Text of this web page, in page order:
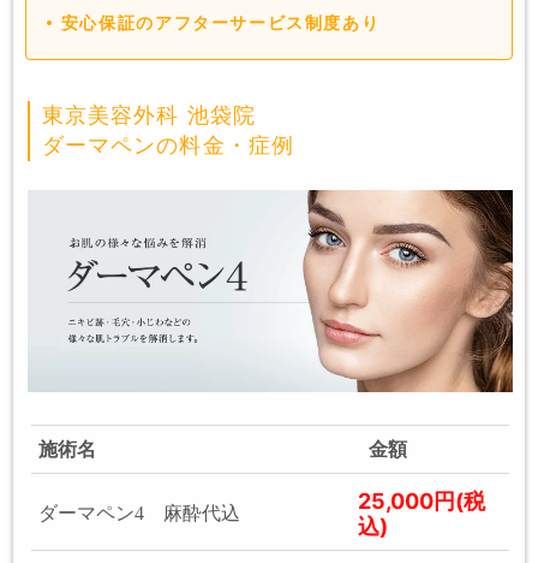
安心保証のアフターサービス制度あり
東京美容外科 池袋院
ダーマペンの料金・症例
施術名 金額
ダーマペン4 麻酔代込
25,000円(税
込)